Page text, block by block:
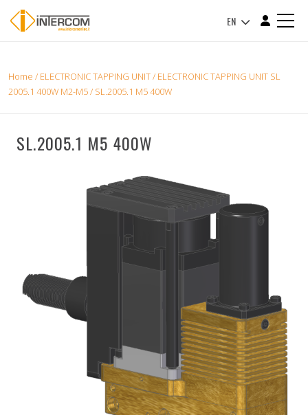
EN
Home / ELECTRONIC TAPPING UNIT/ ELECTRONIC TAPPING UNIT SL
2005.1 400W M2-M5/ SL.2005.1 M5 400W
SL.2005.1 M5 400W